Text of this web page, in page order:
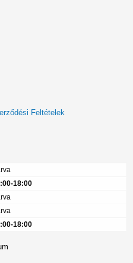
Feltételek
18:00
18:00